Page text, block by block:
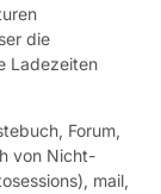
die
Ladezeiten
Forum,
von Nicht-
mail,